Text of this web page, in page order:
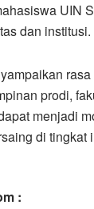
UIN
dan institusi.
prodi,
menjadi
di tingkat
: